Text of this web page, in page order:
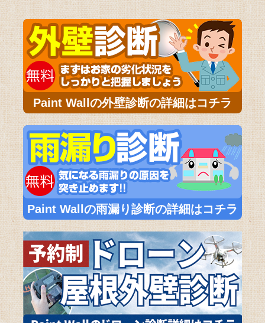
Paint Wallの外壁診断の詳細はコチラ
Paint Wallの雨漏り診断の詳細はコチラ